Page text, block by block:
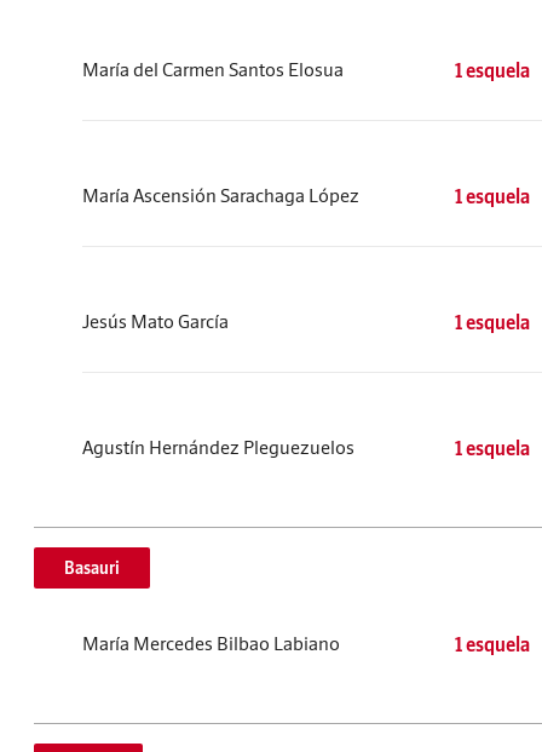
María del Carmen Santos Elosua 1 esquela
María Ascensión Sarachaga López 1 esquela
Jesús Mato García 1 esquela
Agustín Hernández Pleguezuelos 1 esquela
Basauri
María Mercedes Bilbao Labiano 1 esquela